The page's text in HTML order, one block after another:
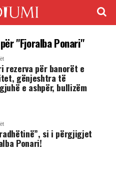
"Fjoralba Ponari"
rezerva për banorët e
gënjeshtra të
e ashpër, bullizëm
si i përgjigjet
Ponari!